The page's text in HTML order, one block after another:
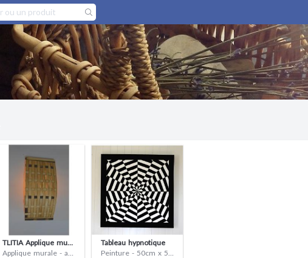
TLITIA Applique murale en bois de récup. Style ethnique, brut Grande applique murale en bois, tressée lames
Applique murale - ampoule(s)
Tableau hypnotique
Peinture - 50cm x 50cm x 3.5cm